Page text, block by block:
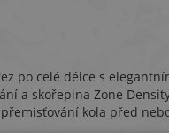
po celé délce s
a skořepina Zone
kola před